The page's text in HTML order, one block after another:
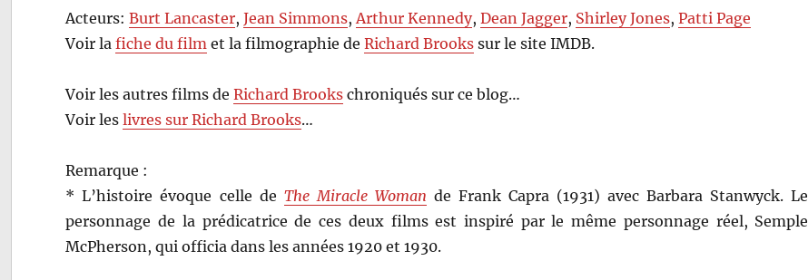
Acteurs:Burt Lancaster,Jean Simmons, Arthur Kennedy,Dean Jagger, Shirley Jones,Patti Page
Voir lafiche du film et la filmographie deRichard Brooks sur le site IMDB.
Voir les autres films deRichard Brooks chroniqués sur ce blog…
Voir leslivres sur Richard Brooks…
Remarque :
* L’histoire évoque celle de The Miracle Woman de Frank Capra (1931) avec Barbara Stanwyck. Le
personnage de la prédicatrice de ces deux films est inspiré par le même personnage réel, Semple
McPherson, qui officia dans les années 1920 et 1930.